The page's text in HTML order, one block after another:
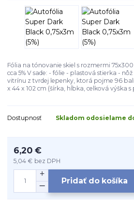
Fólia na tónovanie skiel s rozmermi
cca 5% V sade: - fólie - plastová stierka -
vitrínu z tvrdej lepenky, ktorá pojme 96
x 44 x 102 cm (šírka, hĺbka, celková výška
Dostupnosť Skladom odosielame
6,20 €
5,04 € bez DPH
Pridať do košíka